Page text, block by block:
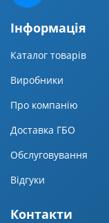
Iнформацiя
Каталог товарів
Виробники
Про компанію
Доставка ГБО
Обслуговування
Відгуки
Контакти